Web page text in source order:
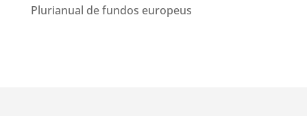
Plurianual de fundos europeus